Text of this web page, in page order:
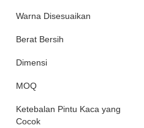
Warna Disesuaikan
Berat Bersih
Dimensi
MOQ
Ketebalan Pintu Kaca yang
Cocok